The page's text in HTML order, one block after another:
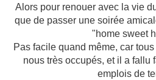
Alors pour renouer avec la vie
que de passer une soirée
"home sweet
Pas facile quand même, car
nous très occupés, et il a fallu
emplois de